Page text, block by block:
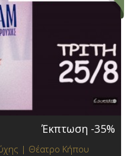
Έκπτωση -35%
| Θέατρο Κήπου